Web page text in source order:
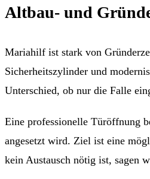
Altbau- und
Mariahilf ist stark von
Sicherheitszylinder und
Unterschied, ob nur die Falle
Eine professionelle Türöffnung
angesetzt wird. Ziel ist eine
kein Austausch nötig ist, sagen